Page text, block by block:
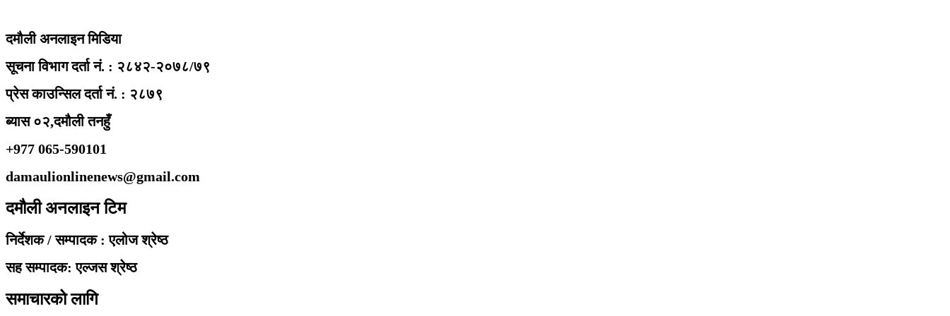
दमौली अनलाइन मिडिया
सूचना विभाग दर्ता नं. : २८४२-२०७८/७९
प्रेस काउन्सिल दर्ता नं. : २८७९
ब्यास ०२,दमौली तनहुँ
+977 065-590101
damaulionlinenews@gmail.com
दमौली अनलाइन टिम
निर्देशक / सम्पादक : एलोज श्रेष्ठ
सह सम्पादक: एल्जस श्रेष्ठ
समाचारको लागि